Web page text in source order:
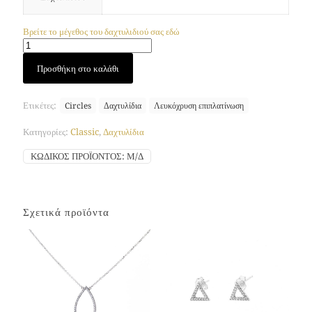
Βρείτε το μέγεθος του δαχτυλιδιού σας εδώ
Δαχτυλίδι
Half
Circle
Επιπλατίνωση)
Προσθήκη στο καλάθι
Ετικέτες: Circles Δαχτυλίδια Λευκόχρυση επιπλατίνωση
Κατηγορίες: Classic,Δαχτυλίδια
ΚΩΔΙΚΌΣ ΠΡΟΪΌΝΤΟΣ: Μ/Δ
Σχετικά προϊόντα